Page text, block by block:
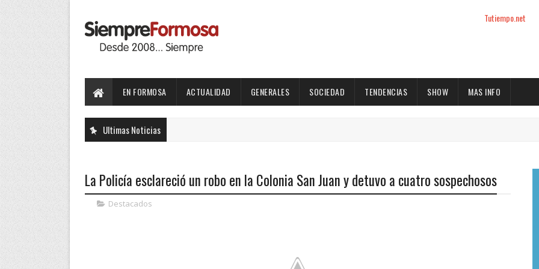
Tutiempo.net
EN FORMOSA ACTUALIDAD GENERALES SOCIEDAD TENDENCIAS SHOW MAS INFO
Ultimas Noticias
La Policía esclareció un robo en la Colonia San Juan y detuvo a cuatro sospechosos
Destacados